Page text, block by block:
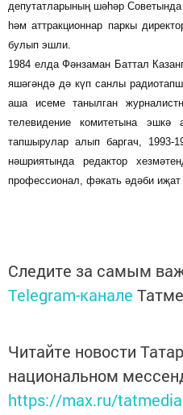
депутатларының шәһәр
һәм аттракционнар паркы
булып эшли.
1984 елда Фәнзаман Баттал
яшәгәндә дә күп санлы
аша исеме танылган
телевидение комитетына
тапшырулар алып баргач, 1993-
нәшриятында редактор
профессионал, фәкать әдәби
Следите за самым
Telegram-канале
Читайте новости
национальном
https://max.ru/tatmedia